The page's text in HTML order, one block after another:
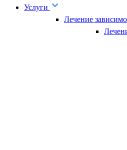
Услуги
Лечение